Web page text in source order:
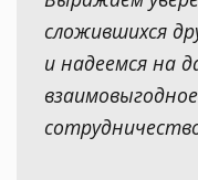
сложившихся
и надеемся на